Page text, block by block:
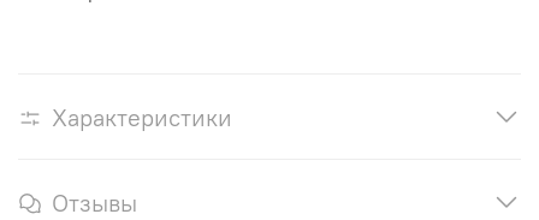
Характеристики
Отзывы